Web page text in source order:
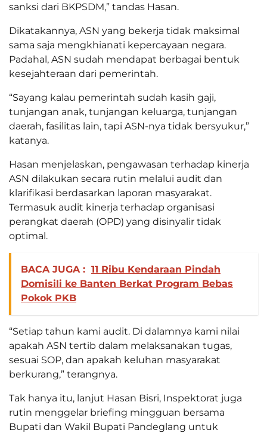
sanksi dari BKPSDM,” tandas Hasan.
Dikatakannya, ASN yang bekerja tidak maksimal
sama saja mengkhianati kepercayaan negara.
Padahal, ASN sudah mendapat berbagai bentuk
kesejahteraan dari pemerintah.
“Sayang kalau pemerintah sudah kasih gaji,
tunjangan anak, tunjangan keluarga, tunjangan
daerah, fasilitas lain, tapi ASN-nya tidak bersyukur,”
katanya.
Hasan menjelaskan, pengawasan terhadap kinerja
ASN dilakukan secara rutin melalui audit dan
klarifikasi berdasarkan laporan masyarakat.
Termasuk audit kinerja terhadap organisasi
perangkat daerah (OPD) yang disinyalir tidak
optimal.
BACA JUGA : 11 Ribu Kendaraan Pindah
Domisili ke Banten Berkat Program Bebas
Pokok PKB
“Setiap tahun kami audit. Di dalamnya kami nilai
apakah ASN tertib dalam melaksanakan tugas,
sesuai SOP, dan apakah keluhan masyarakat
berkurang,” terangnya.
Tak hanya itu, lanjut Hasan Bisri, Inspektorat juga
rutin menggelar briefing mingguan bersama
Bupati dan Wakil Bupati Pandeglang untuk